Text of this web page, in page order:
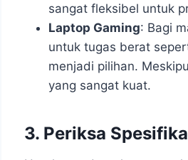
sangat fleksibel untuk
Laptop Gaming: Bagi
untuk tugas berat
menjadi pilihan.
yang sangat kuat.
3. Periksa